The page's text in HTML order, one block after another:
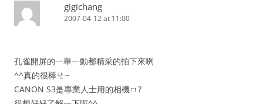
gigichang
2007-04-12 at 11:00
孔雀開屏的一舉一動都精采的拍下來咧
^^真的很棒ㄝ~
CANON S3是專業人士用的相機ㄇ?